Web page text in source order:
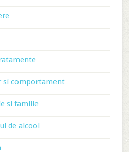
si comportament
si familie
de alcool